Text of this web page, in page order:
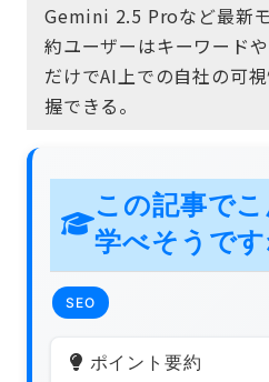
Gemini 2.5 Proなど最新
約ユーザーはキーワード
だけでAI上での自社の可
握できる。
この記事で
学べそうで
SEO
ポイント要約